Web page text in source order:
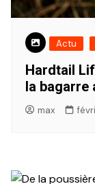
Actu
Hardtail
la bagarre
max